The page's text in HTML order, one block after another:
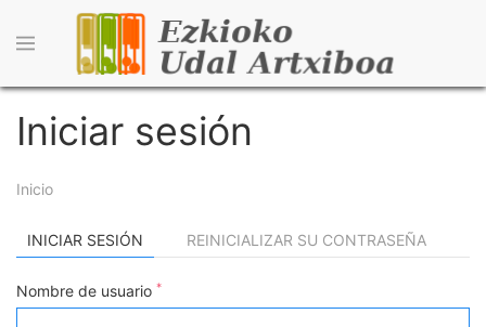
contenido
principal
Iniciar sesión
Sobrescribir
enlaces
de
ayuda
Inicio
Primary
tasks
INICIAR SESIÓN (SOLAPA
ACTIVA)
REINICIALIZAR SU CONTRASEÑA
Nombre de usuario *